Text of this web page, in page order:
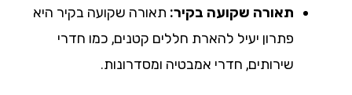
תאורה שקועה בקיר:תאורה שקועה בקיר היא
פתרון יעיל להארת חללים קטנים, כמו חדרי
שירותים, חדרי אמבטיה ומסדרונות.